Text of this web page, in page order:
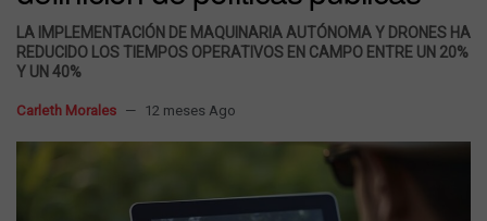
LA IMPLEMENTACIÓN DE MAQUINARIA AUTÓNOMA Y DRONES HA
REDUCIDO LOS TIEMPOS OPERATIVOS EN CAMPO ENTRE UN 20%
Y UN 40%
Carleth Morales 12 meses Ago